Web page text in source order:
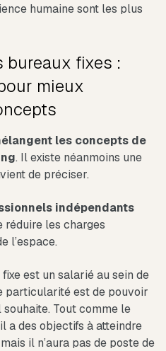
humaine sont les plus
bureaux fixes :
mieux
les concepts de
. Il existe néanmoins une
de préciser.
indépendants
réduire les charges
l’espace.
est un salarié au sein de
particularité est de pouvoir
souhaite. Tout comme le
a des objectifs à atteindre
il n’aura pas de poste de